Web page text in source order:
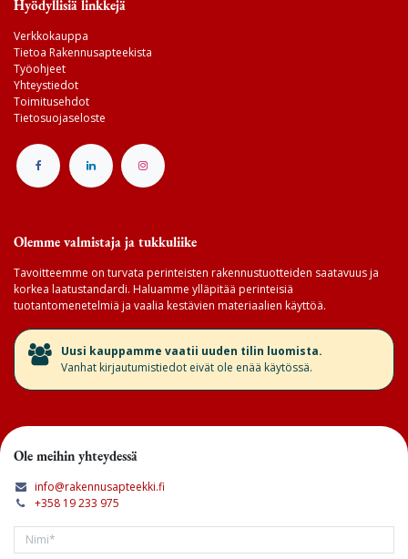
Hyödyllisiä linkkejä
Verkkokauppa
Tietoa Rakennusapteekista
Työohjeet
Yhteystiedot
Toimitusehdot
Tietosuojaseloste
Olemme valmistaja ja tukkuliike
Tavoitteemme on turvata perinteisten rakennustuotteiden saatavuus ja
korkea laatustandardi. Haluamme ylläpitää perinteisiä
tuotantomenetelmiä ja vaalia kestävien materiaalien käyttöä.
​Uusi kauppamme vaatii uuden tilin luomista.
Vanhat kirjautumistiedot eivät ole enää käytössä.
Ole meihin yhteydessä
info@rakennusapteekki.fi
+358 19 233 975